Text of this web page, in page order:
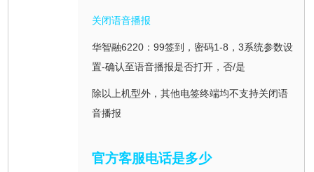
关闭语音播报
华智融6220：99签到，密码1-8，3系统参数设
置-确认至语音播报是否打开，否/是
除以上机型外，其他电签终端均不支持关闭语
音播报
官方客服电话是多少